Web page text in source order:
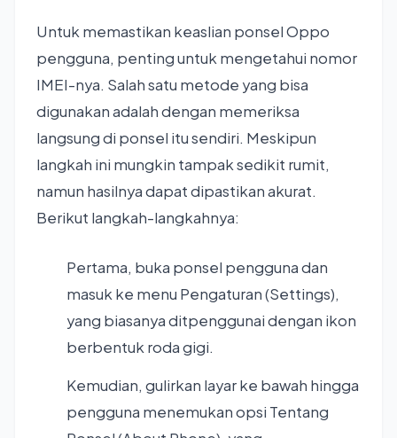
Untuk memastikan keaslian ponsel Oppo
pengguna, penting untuk mengetahui nomor
IMEI-nya. Salah satu metode yang bisa
digunakan adalah dengan memeriksa
langsung di ponsel itu sendiri. Meskipun
langkah ini mungkin tampak sedikit rumit,
namun hasilnya dapat dipastikan akurat.
Berikut langkah-langkahnya:
Pertama, buka ponsel pengguna dan
masuk ke menu Pengaturan (Settings),
yang biasanya ditpenggunai dengan ikon
berbentuk roda gigi.
Kemudian, gulirkan layar ke bawah hingga
pengguna menemukan opsi Tentang